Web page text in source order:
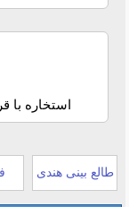
استخاره با
طالع بینی هندی